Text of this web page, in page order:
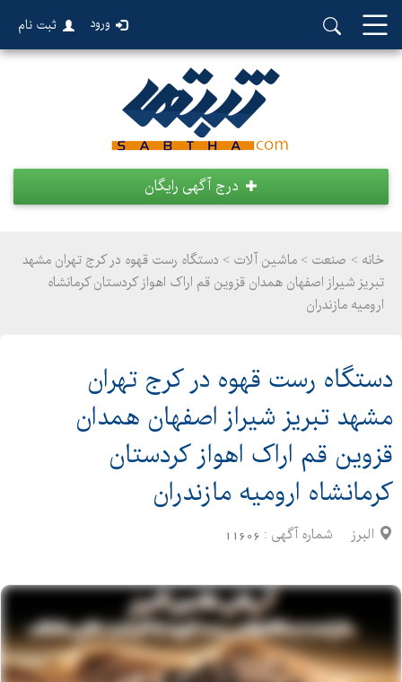
ورود ثبت نام
درج آگهی رایگان
خانه > صنعت > ماشین آلات > دستگاه رست قهوه در کرج تهران مشهد
تبریز شیراز اصفهان همدان قزوین قم اراک اهواز کردستان کرمانشاه
ارومیه مازندران
دستگاه رست قهوه در کرج تهران
مشهد تبریز شیراز اصفهان همدان
قزوین قم اراک اهواز کردستان
کرمانشاه ارومیه مازندران
البرز شماره آگهی : 11606